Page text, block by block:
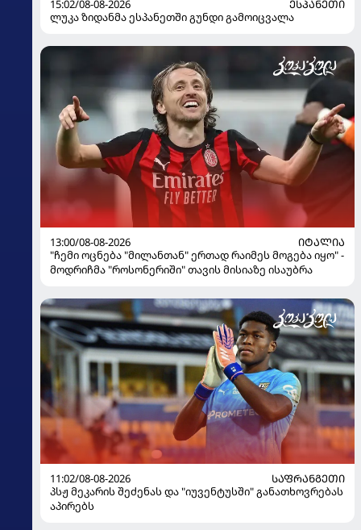
15:02/08-08-2026
ᲔᲡᲞᲐᲜᲔᲗᲘ
ლუკა ზიდანმა ესპანეთში გუნდი გამოიცვალა
13:00/08-08-2026
ᲘᲢᲐᲚᲘᲐ
"ჩემი ოცნება "მილანთან" ერთად რაიმეს მოგება იყო" -
მოდრიჩმა "როსონერიში" თავის მისიაზე ისაუბრა
11:02/08-08-2026
ᲡᲐᲤᲠᲐᲜᲒᲔᲗᲘ
პსჟ მეკარის შეძენას და "იუვენტუსში" განათხოვრებას
აპირებს